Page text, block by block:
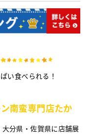
い食べられる！
南蛮専門店たか
分県・佐賀県に店舗展